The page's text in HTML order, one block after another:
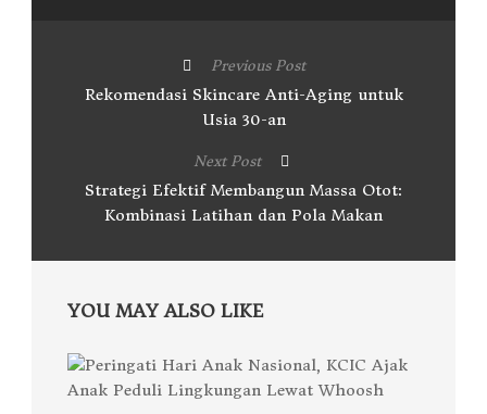
Previous Post
Rekomendasi Skincare Anti-Aging untuk
Usia 30-an
Next Post
Strategi Efektif Membangun Massa Otot:
Kombinasi Latihan dan Pola Makan
YOU MAY ALSO LIKE